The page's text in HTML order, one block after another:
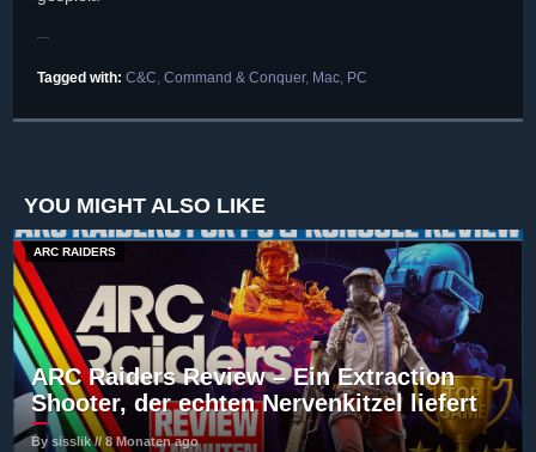
Tagged with: C&C, Command & Conquer, Mac, PC
YOU MIGHT ALSO LIKE
ARC RAIDERS
ARC Raiders Review – Ein Extraction
Shooter, der echten Nervenkitzel liefert
By sisslik // 8 Monaten ago